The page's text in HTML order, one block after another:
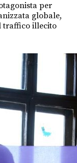
per
globale,
traffico illecito